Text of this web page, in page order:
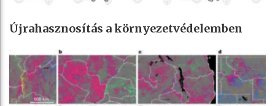
Újrahasznosítás a környezetvédelemben